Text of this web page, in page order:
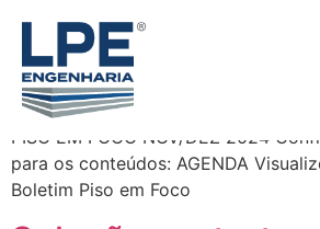
Boletim da LPE
– Edição 74 – Ano
PISO EM FOCO NOV/DEZ 2024
para os conteúdos: AGENDA
Boletim Piso em Foco